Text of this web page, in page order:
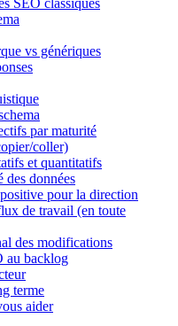
vs génériques
par maturité
coller)
et quantitatifs
des données
pour la direction
de travail (en toute
des modifications
au backlog
terme
aider